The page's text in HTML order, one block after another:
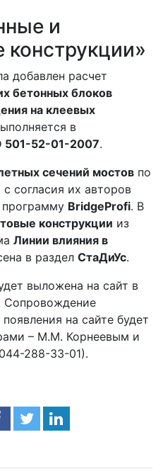
и
добавлен расчет
бетонных блоков
на клеевых
в
501-52-01-2007.
сечений мостов по
согласия их авторов
BridgeProfi. В
конструкции из
Линии влияния в
в раздел СтаДиУс.
выложена на сайт в
Сопровождение
на сайте будет
– М.М. Корнеевым и
288-33-01).